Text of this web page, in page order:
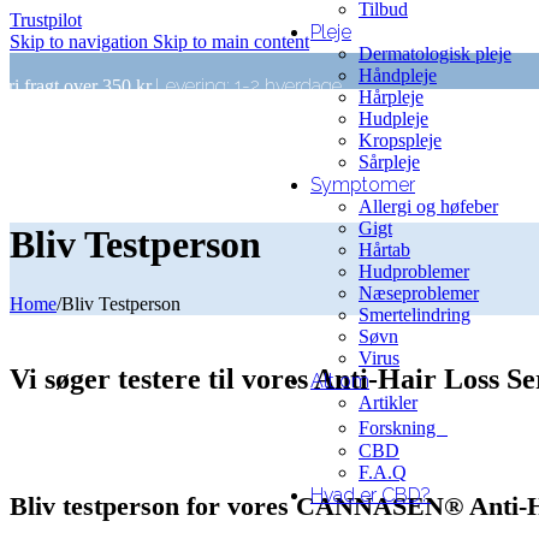
Trustpilot
Skip to navigation Skip to main content
fragt over 350 kr.Levering: 1-2 hverdage
Tilbud
Pleje
Dermatologisk pleje
Håndpleje
Hårpleje
Hudpleje
Kropspleje
Sårpleje
Symptomer
Allergi og høfeber
Gigt
Hårtab
Hudproblemer
Næseproblemer
Smertelindring
Søvn
Virus
Alt om
Artikler
Forskning
CBD
F.A.Q
Hvad er CBD?
Bliv Testperson
Home/Bliv Testperson
Vi søger testere til vores Anti-Hair Loss
Bliv testperson for vores CANNASEN®